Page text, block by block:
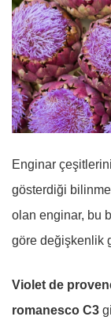
Enginar
gösterdiği
olan enginar, bu
göre değişkenlik
Violet de
romanesco C3